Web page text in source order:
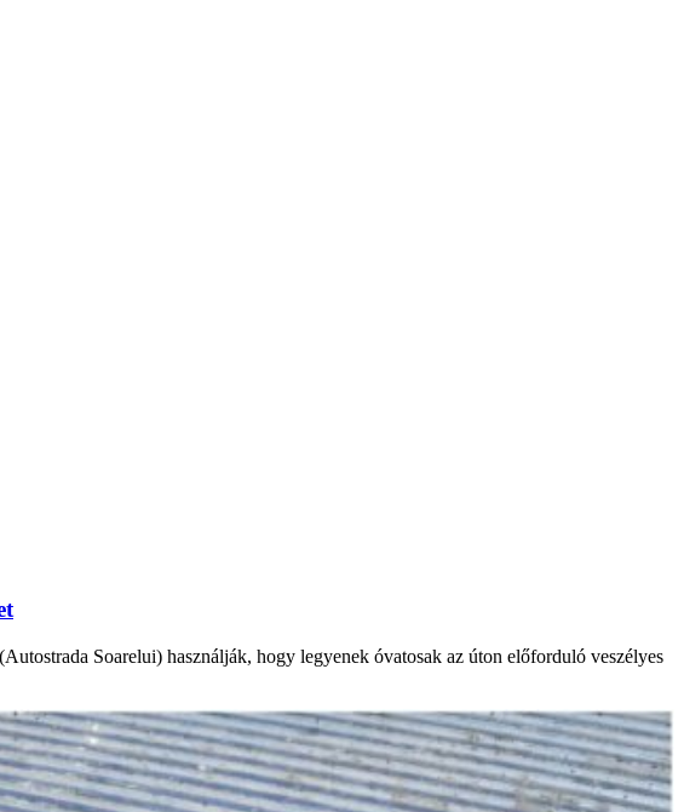
Soarelui) használják, hogy legyenek óvatosak az úton előforduló veszélyes